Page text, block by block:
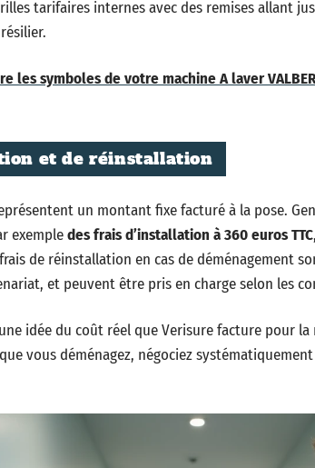
tarifaires internes avec des remises allant
les symboles de votre machine A laver
et de réinstallation
un montant fixe facturé à la pose.
exempledes frais d’installation à 360 euros TTC
de réinstallation en cas de déménagement
et peuvent être pris en charge selon les
idée du coût réel que Verisure facture pour
vous déménagez, négociez